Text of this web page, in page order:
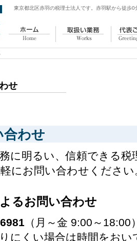
東京都北区赤羽の税理士法人 です。赤羽駅から徒歩0
ホーム 取扱い業務 代表
せ
合わせ
に明るい、信頼できる税
にお問い合わせください
るお問い合わせ
（月～金 9:00～18:00
にくい場合は時間をおい